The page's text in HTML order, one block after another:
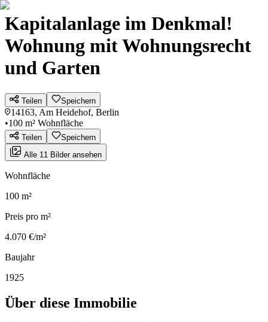
Kapitalanlage im Denkmal!
Wohnung mit Wohnungsrecht
und Garten
Teilen Speichern
14163, Am Heidehof, Berlin
•100 m² Wohnfläche
Teilen
Speichern
Alle 11 Bilder ansehen
Wohnfläche
100 m²
Preis pro m²
4.070 €/m²
Baujahr
1925
Über diese Immobilie